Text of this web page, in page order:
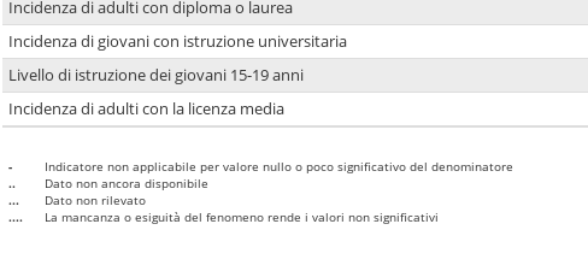
Incidenza di adulti con diploma o laurea
Incidenza di giovani con istruzione universitaria
Livello di istruzione dei giovani 15-19 anni
Incidenza di adulti con la licenza media
-
Indicatore non applicabile per valore nullo o poco significativo del denominatore
..
Dato non ancora disponibile
...
Dato non rilevato
....
La mancanza o esiguità del fenomeno rende i valori non significativi